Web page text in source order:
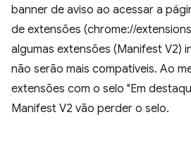
banner de aviso ao acessar a
de extensões (chrome://
algumas extensões (Manifest V2)
não serão mais compatíveis. Ao
extensões com o selo "Em
Manifest V2 vão perder o selo.